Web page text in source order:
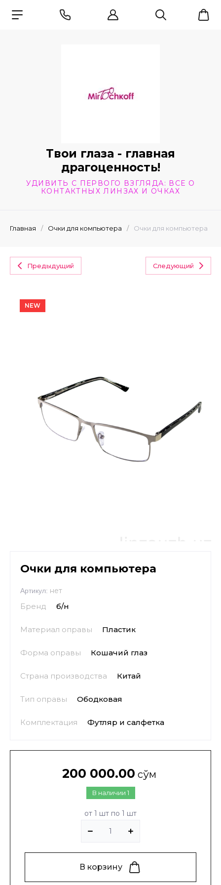
Твои глаза - главная
драгоценность!
УДИВИТЬ С ПЕРВОГО ВЗГЛЯДА: ВСЕ О
КОНТАКТНЫХ ЛИНЗАХ И ОЧКАХ
Главная / Очки для компьютера / Очки для компьютера
Предыдущий Следующий
NEW
Очки для компьютера
Артикул: нет
Бренд б/н
Материал оправы Пластик
Форма оправы Кошачий глаз
Страна производства Китай
Тип оправы Ободковая
Комплектация Футляр и салфетка
В наличии 1
200 000.00 сўм
от 1 шт по 1 шт
В корзину